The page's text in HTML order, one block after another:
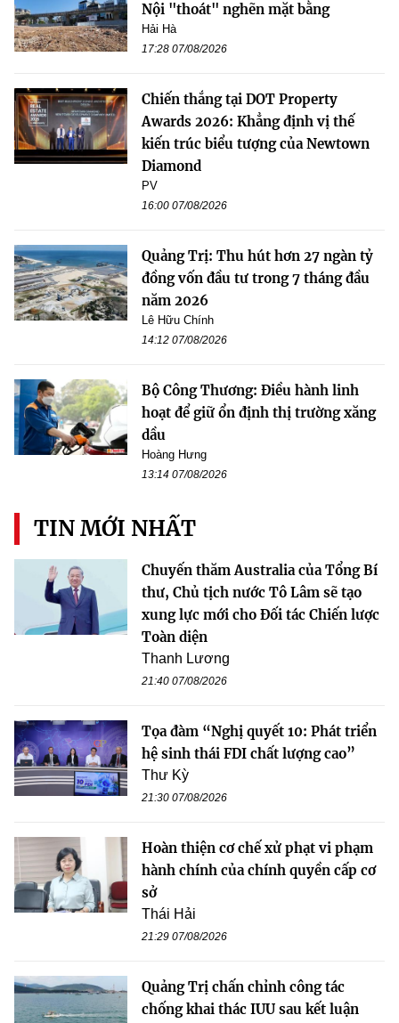
Nội "thoát" nghẽn mặt bằng
Hải Hà
17:28 07/08/2026
Chiến thắng tại DOT Property
Awards 2026: Khẳng định vị thế
kiến trúc biểu tượng của Newtown
Diamond
PV
16:00 07/08/2026
Quảng Trị: Thu hút hơn 27 ngàn tỷ
đồng vốn đầu tư trong 7 tháng đầu
năm 2026
Lê Hữu Chính
14:12 07/08/2026
Bộ Công Thương: Điều hành linh
hoạt để giữ ổn định thị trường xăng
dầu
Hoàng Hưng
13:14 07/08/2026
TIN MỚI NHẤT
Chuyến thăm Australia của Tổng Bí
thư, Chủ tịch nước Tô Lâm sẽ tạo
xung lực mới cho Đối tác Chiến lược
Toàn diện
Thanh Lương
21:40 07/08/2026
Tọa đàm “Nghị quyết 10: Phát triển
hệ sinh thái FDI chất lượng cao”
Thư Kỳ
21:30 07/08/2026
Hoàn thiện cơ chế xử phạt vi phạm
hành chính của chính quyền cấp cơ
sở
Thái Hải
21:29 07/08/2026
Quảng Trị chấn chỉnh công tác
chống khai thác IUU sau kết luận